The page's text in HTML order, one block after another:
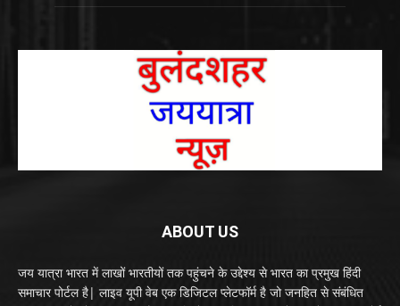
ABOUT US
जय यात्रा भारत में लाखों भारतीयों तक पहुंचने के उद्देश्य से भारत का प्रमुख हिंदी
समाचार पोर्टल है| लाइव यूपी वेब एक डिजिटल प्लेटफॉर्म है जो जनहित से संबंधित